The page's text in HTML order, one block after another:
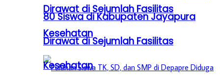
Dirawat di Sejumlah Fasilitas
Kesehatan
80 Siswa di Kabupaten Jayapura
Dirawat di Sejumlah Fasilitas
Kesehatan